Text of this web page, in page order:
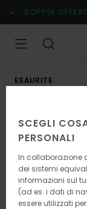
alle
informazioni
prodotto
DOPPIA
ESAURITE
SCEGLI
PERSONALI
In collaborazione
dei sistemi
informazioni sul
(ad es. i dati di
essere utilizzati